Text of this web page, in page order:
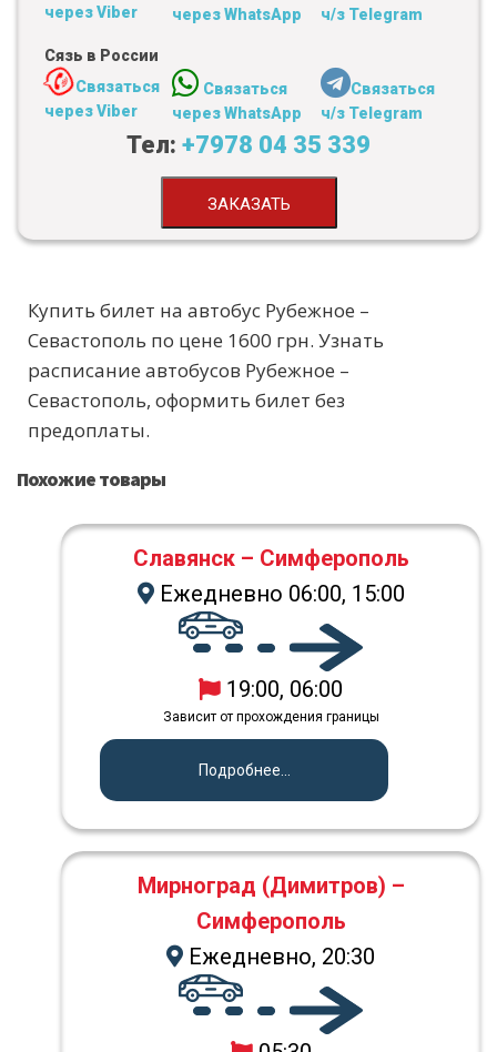
через Viber
через WhatsApp
ч/з Telegram
Сязь в России
Связаться
через Viber
Связаться
через WhatsApp
Связаться
ч/з Telegram
Тел: +7978 04 35 339
ЗАКАЗАТЬ
Купить билет на автобус Рубежное –
Севастополь по цене 1600 грн. Узнать
расписание автобусов Рубежное –
Севастополь, оформить билет без
предоплаты.
Похожие товары
Славянск – Симферополь
Ежедневно 06:00, 15:00
19:00, 06:00
Зависит от прохождения границы
Подробнее...
Мирноград (Димитров) –
Симферополь
Ежедневно, 20:30